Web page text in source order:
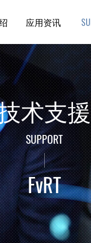
应用资讯
术支援
SUPPORT
FvRT